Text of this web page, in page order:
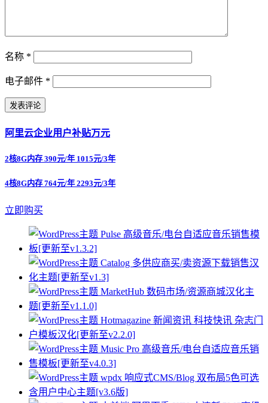
名称 *
电子邮件 *
阿里云企业用户补贴万元
2核8G内存 390元/年 1015元/3年
4核8G内存 764元/年 2293元/3年
立即购买